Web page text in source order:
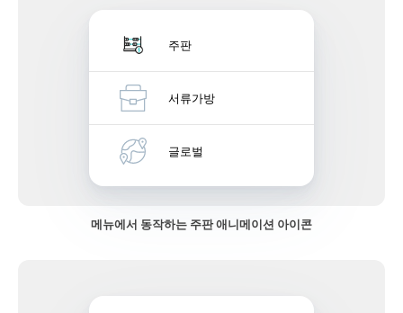
주판
서류가방
글로벌
메뉴에서 동작하는 주판 애니메이션 아이콘